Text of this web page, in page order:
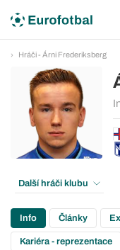
Hráči - Árni Frederiksberg
Další hráči klubu
Info Články
Kariéra - reprezentace